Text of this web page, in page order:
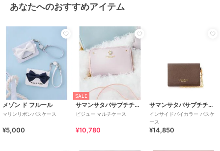
あなたへのおすすめアイテム
メゾン ド フルール
マリンリボンパスケース
¥5,000
SALE
サマンサタバサプチチョイス
ビジュー マルチケース
¥10,780
サマンサタバサプチチョイス
インサイドバイカラー パスケ
ース
¥14,850